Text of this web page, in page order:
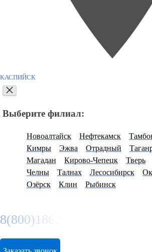
КАСПИЙСК
Выберите филиал:
Новоалтайск Нефтекамск
Кимры
Эжва Отрадный
Магадан
Кирово-Чепецк Тверь
Челны
Талнах Лесосибирск
Озёрск
Клин Рыбинск
8(800)1862102